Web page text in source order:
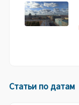
Статьи по датам